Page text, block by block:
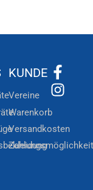
KUNDE
Vereine
Warenkorb
Versandkosten